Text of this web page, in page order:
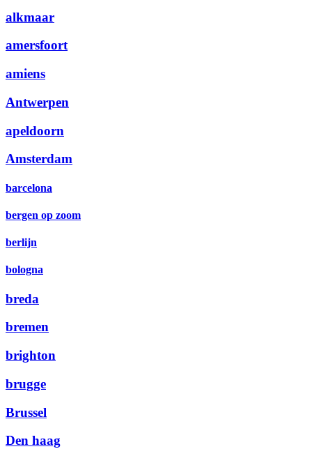
alkmaar
amersfoort
amiens
Antwerpen
apeldoorn
Amsterdam
barcelona
bergen op zoom
berlijn
bologna
breda
bremen
brighton
brugge
Brussel
Den haag